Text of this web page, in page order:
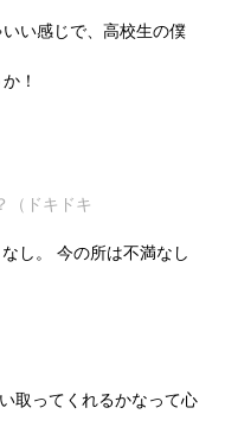
い感じで、高校生の僕
！
（ドキドキ
し。 今の所は不満なし
取ってくれるかなって心